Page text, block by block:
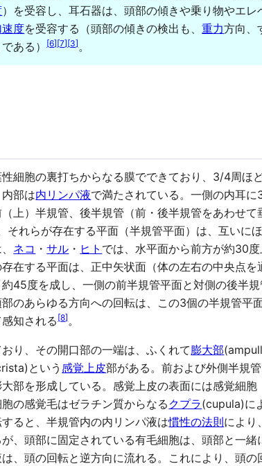
）を受容し、耳石器は、頭部の傾きや乗り物やエレ
度を受容する（頭部の傾きの検出も、重力方向、
ある）[6][7][3]。
細胞の裏打ちからなる膜でできており、3/4周ほ
部は内リンパ液で満たされている。一側の内耳に
上）半規管、後半規管（前・後半規管をあわせて
それらが存在する平面（半規管平面）は、互いに
ネコ ・サル ・ ヒト では、水平面から前方が約30
在する平面は、正中矢状面（体の左右の中央点を
45度を成し、一側の前半規管平面と対側の後半
のあらゆる方向への回転は、この3個の半規管平
知される[8]。
り、その開口部の一端は、ふくれて膨大部
という感覚上皮部がある。前および外側半規
部を形成している。感覚上皮の表面には感覚細胞
の感覚毛はゼラチン質からなる クプラ(cupula)に
ると、半規管内の内リンパ液は慣性の法則により
、頭部に固定されている有毛細胞は、頭部と一緒
、頭の回転と逆方向に流れる。これにより、頭の